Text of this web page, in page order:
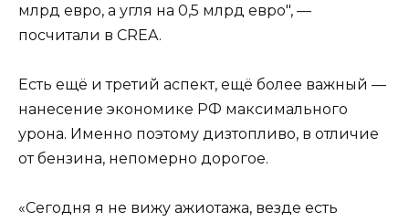
млрд евро, а угля на 0,5 млрд евро", —
посчитали в CREA.
Есть ещё и третий аспект, ещё более важный —
нанесение экономике РФ максимального
урона. Именно поэтому дизтопливо, в отличие
от бензина, непомерно дорогое.
«Сегодня я не вижу ажиотажа, везде есть